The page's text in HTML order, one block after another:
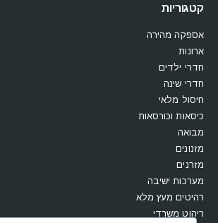
קטגוריות
אספקה מהירה
ארונות
חדרי ילדים
חדרי שינה
חיסול מלאי
כיסאות וכורסאות
מבואה
מזנונים
מזרנים
מערכות ישיבה
רהיטים מעץ מלא
ריהוט משרדי